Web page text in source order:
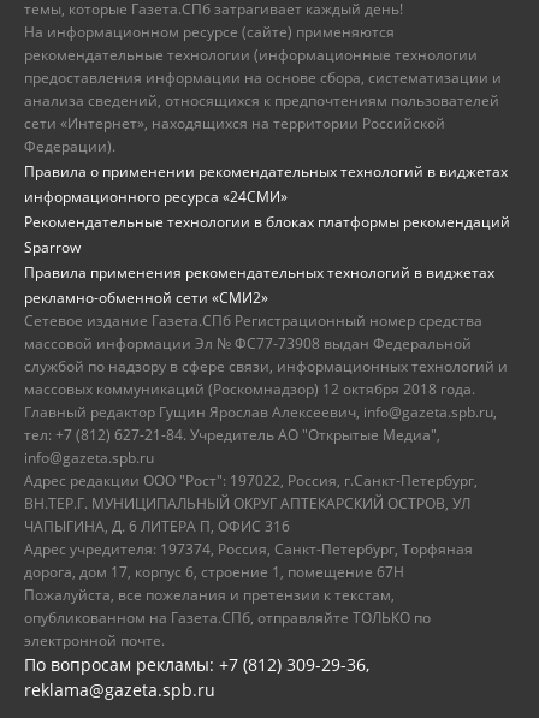
темы, которые Газета.СПб затрагивает каждый день!
На информационном ресурсе (сайте) применяются
рекомендательные технологии (информационные технологии
предоставления информации на основе сбора, систематизации и
анализа сведений, относящихся к предпочтениям пользователей
сети «Интернет», находящихся на территории Российской
Федерации).
Правила о применении рекомендательных технологий в виджетах
информационного ресурса «24СМИ»
Рекомендательные технологии в блоках платформы рекомендаций
Sparrow
Правила применения рекомендательных технологий в виджетах
рекламно-обменной сети «СМИ2»
Сетевое издание Газета.СПб Регистрационный номер средства
массовой информации Эл № ФС77-73908 выдан Федеральной
службой по надзору в сфере связи, информационных технологий и
массовых коммуникаций (Роскомнадзор) 12 октября 2018 года.
Главный редактор Гущин Ярослав Алексеевич, info@gazeta.spb.ru,
тел: +7 (812) 627-21-84. Учредитель АО "Открытые Медиа",
info@gazeta.spb.ru
Адрес редакции ООО "Рост": 197022, Россия, г.Санкт-Петербург,
ВН.ТЕР.Г. МУНИЦИПАЛЬНЫЙ ОКРУГ АПТЕКАРСКИЙ ОСТРОВ, УЛ
ЧАПЫГИНА, Д. 6 ЛИТЕРА П, ОФИС 316
Адрес учредителя: 197374, Россия, Санкт-Петербург, Торфяная
дорога, дом 17, корпус 6, строение 1, помещение 67Н
Пожалуйста, все пожелания и претензии к текстам,
опубликованном на Газета.СПб, отправляйте ТОЛЬКО по
электронной почте.
По вопросам рекламы: +7 (812) 309-29-36,
reklama@gazeta.spb.ru